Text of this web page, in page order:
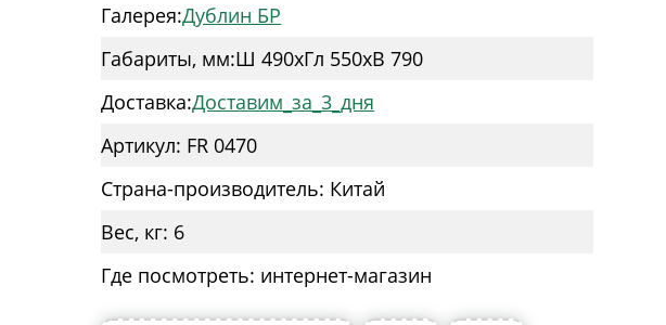
Галерея:Дублин БР
Габариты, мм:Ш 490xГл 550xВ 790
Доставка:Доставим_за_3_дня
Артикул: FR 0470
Страна-производитель: Китай
Вес, кг: 6
Где посмотреть: интернет-магазин